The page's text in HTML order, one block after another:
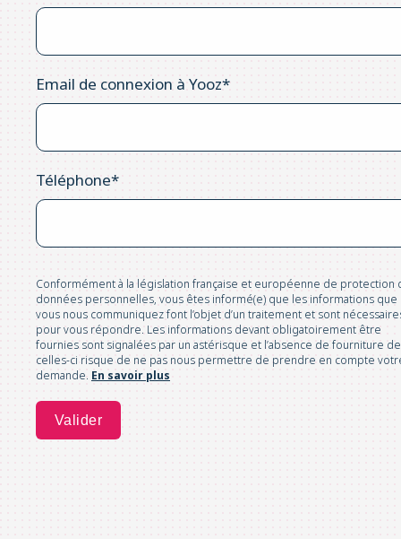
Email de connexion à Yooz*
Téléphone*
Conformément à la législation française et européenne de protection
données personnelles, vous êtes informé(e) que les informations que
vous nous communiquez font l’objet d’un traitement et sont
pour vous répondre. Les informations devant obligatoirement être
fournies sont signalées par un astérisque et l’absence de fourniture de
celles-ci risque de ne pas nous permettre de prendre en compte
demande. En savoir plus